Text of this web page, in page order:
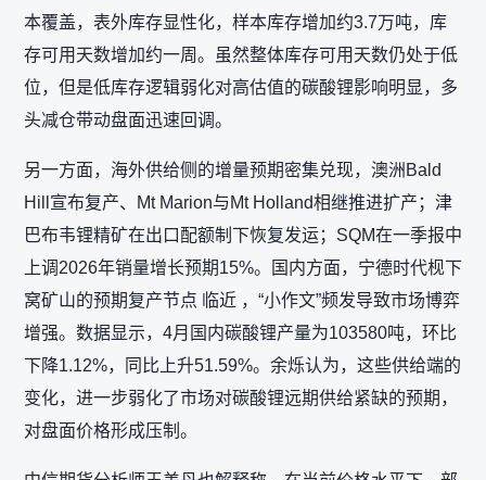
本覆盖，表外库存显性化，样本库存增加约3.7万吨，库
存可用天数增加约一周。虽然整体库存可用天数仍处于低
位，但是低库存逻辑弱化对高估值的碳酸锂影响明显，多
头减仓带动盘面迅速回调。
另一方面，海外供给侧的增量预期密集兑现，澳洲Bald
Hill宣布复产、Mt Marion与Mt Holland相继推进扩产；津
巴布韦锂精矿在出口配额制下恢复发运；SQM在一季报中
上调2026年销量增长预期15%。国内方面，宁德时代枧下
窝矿山的预期复产节点 临近 ，“小作文”频发导致市场博弈
增强。数据显示，4月国内碳酸锂产量为103580吨，环比
下降1.12%，同比上升51.59%。余烁认为，这些供给端的
变化，进一步弱化了市场对碳酸锂远期供给紧缺的预期，
对盘面价格形成压制。